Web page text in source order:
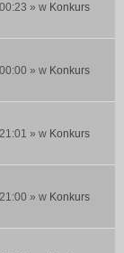
» w Konkurs
» w Konkurs
» w Konkurs
» w Konkurs